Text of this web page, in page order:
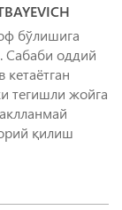
бўлишига
Сабаби оддий
тегишли жойга
қилиш